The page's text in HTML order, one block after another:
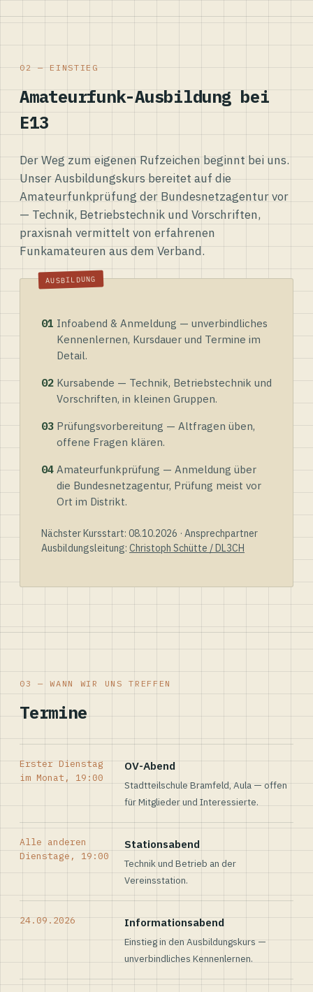
02 — EINSTIEG
Amateurfunk-Ausbildung bei
E13
Der Weg zum eigenen Rufzeichen beginnt bei uns.
Unser Ausbildungskurs bereitet auf die
Amateurfunkprüfung der Bundesnetzagentur vor
— Technik, Betriebstechnik und Vorschriften,
praxisnah vermittelt von erfahrenen
Funkamateuren aus dem Verband.
01 Infoabend & Anmeldung — unverbindliches
Kennenlernen, Kursdauer und Termine im
Detail.
02 Kursabende — Technik, Betriebstechnik und
Vorschriften, in kleinen Gruppen.
03 Prüfungsvorbereitung — Altfragen üben,
offene Fragen klären.
04 Amateurfunkprüfung — Anmeldung über
die Bundesnetzagentur, Prüfung meist vor
Ort im Distrikt.
Nächster Kursstart: 08.10.2026 · Ansprechpartner
Ausbildungsleitung: Christoph Schütte / DL3CH
03 — WANN WIR UNS TREFFEN
Termine
Erster Dienstag
im Monat, 19:00
OV-Abend
Stadtteilschule Bramfeld, Aula — offen
für Mitglieder und Interessierte.
Alle anderen
Dienstage, 19:00
Stationsabend
Technik und Betrieb an der
Vereinsstation.
24.09.2026 Informationsabend
Einstieg in den Ausbildungskurs —
unverbindliches Kennenlernen.